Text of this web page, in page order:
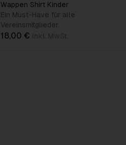
Wappen Shirt Kinder
Ein Must-Have für alle
Vereinsmitglieder.
18,00 €